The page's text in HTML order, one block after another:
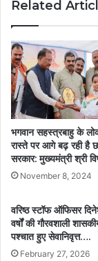
Related
भगवान सहस्त्रबाहु के
रास्ते पर आगे बढ़ रही है
सरकार: मुख्यमंत्री श्री
November 8, 2024
वरिष्ठ स्टॉफ ऑफिसर
वर्षों की गौरवशाली
पश्चात हुए सेवानिवृत्त….
February 27, 2026